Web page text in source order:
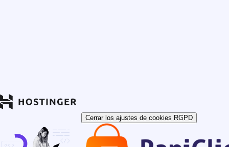
Cerrar los ajustes de cookies RGPD